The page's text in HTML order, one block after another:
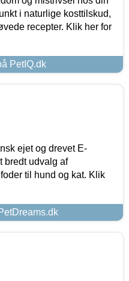
i naturlige kosttilskud,
recepter. Klik her for
PetIQ.dk
ejet og drevet E-
bredt udvalg af
til hund og kat. Klik